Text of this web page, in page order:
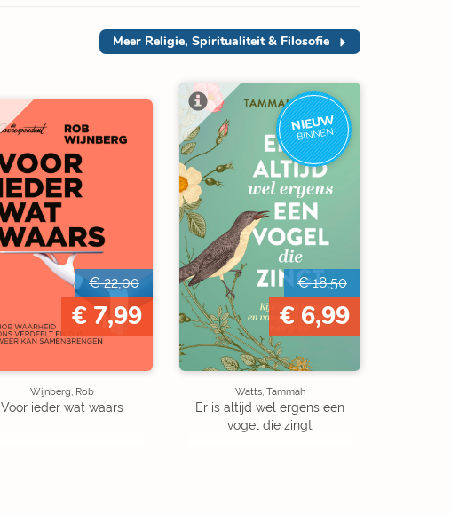
Meer Religie, Spiritualiteit & Filosofie
€ 22,00
€ 7,99
Wijnberg, Rob
Voor ieder wat waars
NIEUW
BINNEN
€ 18,50
€ 6,99
Watts, Tammah
Er is altijd wel ergens een
vogel die zingt